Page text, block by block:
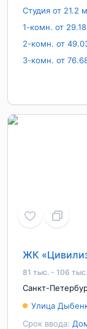
Студия от 21.2 м
1-комн. от
2-комн. от
3-комн. от
ЖК
81 тыс. - 106
Санкт-
Срок ввода:
Улица